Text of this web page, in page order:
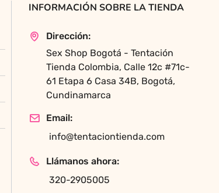
INFORMACIÓN SOBRE LA TIENDA
Dirección:
Sex Shop Bogotá - Tentación
Tienda Colombia, Calle 12c #71c-
61 Etapa 6 Casa 34B, Bogotá,
Cundinamarca
Email:
info@tentaciontienda.com
Llámanos ahora:
320-2905005